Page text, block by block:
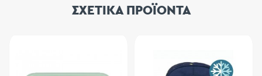
ΣΧΕΤΙΚΑ ΠΡΟΪΟΝΤΑ